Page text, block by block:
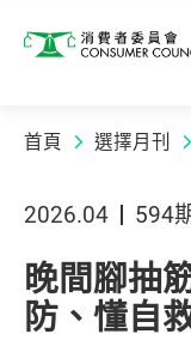
消費者委員會
首頁 選擇月刊
2026.04 594
晚間腳抽
防、懂自